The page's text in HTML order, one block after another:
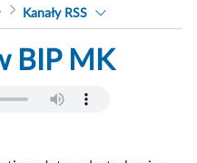
Kanały RSS
BIP MK